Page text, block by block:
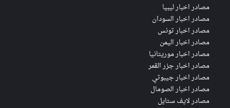
مصادر اخبار ليبيا
مصادر اخبار السودان
مصادر اخبار تونس
مصادر اخبار اليمن
مصادر اخبار موريتانيا
مصادر اخبار جزر القمر
مصادر اخبار جيبوتي
مصادر اخبار الصومال
مصادر لايف ستايل